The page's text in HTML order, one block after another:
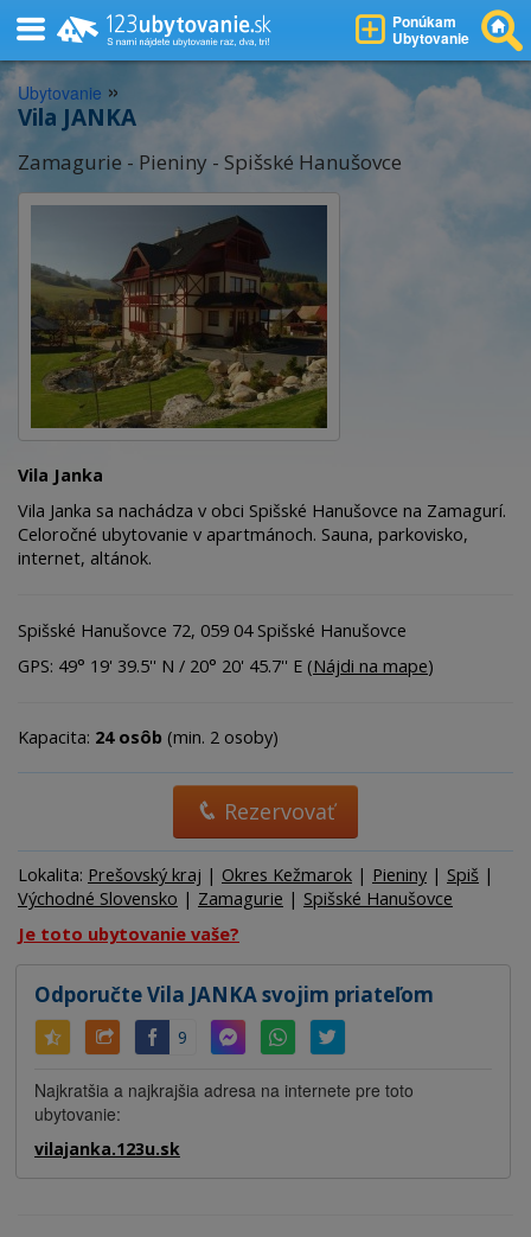
Ponúkam
Ubytovanie
Ubytovanie »
Vila JANKA
Zamagurie - Pieniny - Spišské Hanušovce
Vila Janka
Vila Janka sa nachádza v obci Spišské Hanušovce na Zamagurí.
Celoročné ubytovanie v apartmánoch. Sauna, parkovisko,
internet, altánok.
Spišské Hanušovce 72, 059 04 Spišské Hanušovce
GPS: 49° 19' 39.5'' N / 20° 20' 45.7'' E (Nájdi na mape)
Kapacita: 24 osôb (min. 2 osoby)
Rezervovať
Lokalita: Prešovský kraj | Okres Kežmarok | Pieniny | Spiš |
Východné Slovensko | Zamagurie | Spišské Hanušovce
Je toto ubytovanie vaše?
Odporučte Vila JANKA svojim priateľom
9
Najkratšia a najkrajšia adresa na internete pre toto
ubytovanie:
vilajanka.123u.sk